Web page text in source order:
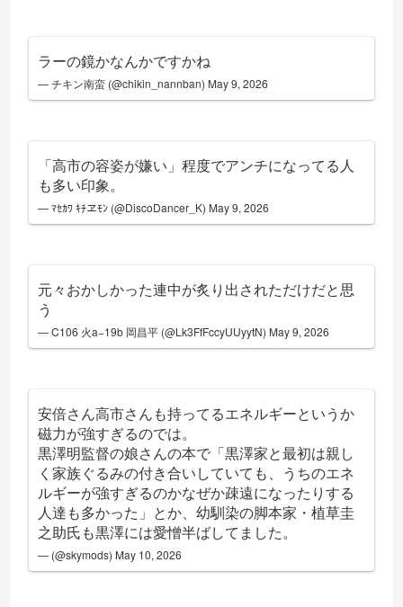
ラーの鏡かなんかですかね
— チキン南蛮 (@chikin_nannban) May 9, 2026
「高市の容姿が嫌い」程度でアンチになってる人
も多い印象。
— ﾏｾｶﾜ ｷﾁヱﾓﾝ (@DiscoDancer_K) May 9, 2026
元々おかしかった連中が炙り出されただけだと思
う
— C106 火a−19b 岡昌平 (@Lk3FfFccyUUyytN) May 9, 2026
安倍さん高市さんも持ってるエネルギーというか
磁力が強すぎるのでは。
黒澤明監督の娘さんの本で「黒澤家と最初は親し
く家族ぐるみの付き合いしていても、うちのエネ
ルギーが強すぎるのかなぜか疎遠になったりする
人達も多かった」とか、幼馴染の脚本家・植草圭
之助氏も黒澤には愛憎半ばしてました。
— (@skymods) May 10, 2026